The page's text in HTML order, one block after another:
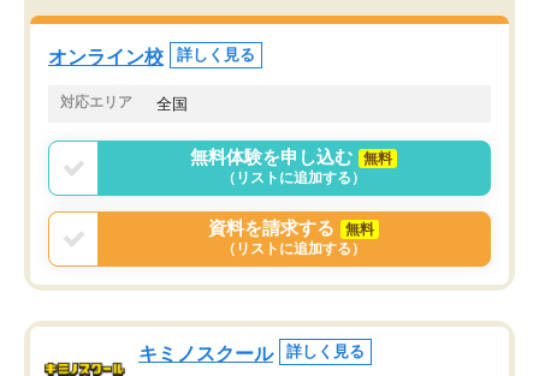
オンラインツールを使用した単語帳の
共有があり宿題もそちらで出される形
でした。
言う事で講師変更の申し出があり、あ
まりに短期での変更だった為、塾に通
う事にして退会しました。遅れも取り
戻せ、授業内容や講師の方は良かった
と思います。
くなってきたようなので
オンライン校 詳しく見る
対応エリア 全国
無料体験を申し込む
無料
（リストに追加する）
資料を請求する
無料
（リストに追加する）
キミノスクール 詳しく見る